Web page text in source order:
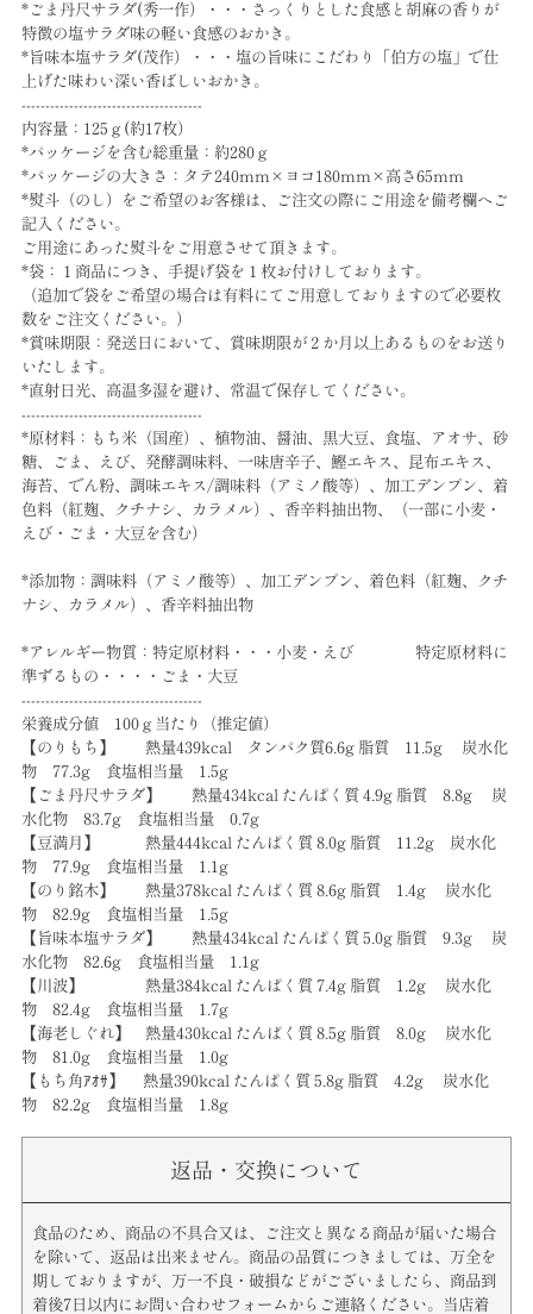
*ごま丹尺サラダ(秀一作）・・・さっくりとした食感と胡麻の香りが
特徴の塩サラダ味の軽い食感のおかき。
*旨味本塩サラダ(茂作）・・・塩の旨味にこだわり「伯方の塩」で仕
上げた味わい深い香ばしいおかき。
--------------------------------------
内容量：125ｇ(約17枚）
*パッケージを含む総重量：約280ｇ
*パッケージの大きさ：タテ240mm×ヨコ180mm×高さ65mm
*熨斗（のし）をご希望のお客様は、ご注文の際にご用途を備考欄へご
記入ください。
ご用途にあった熨斗をご用意させて頂きます。
*袋：１商品につき、手提げ袋を１枚お付けしております。
（追加で袋をご希望の場合は有料にてご用意しておりますので必要枚
数をご注文ください。）
*賞味期限：発送日において、賞味期限が２か月以上あるものをお送り
いたします。
*直射日光、高温多湿を避け、常温で保存してください。
--------------------------------------
*原材料：もち米（国産）、植物油、醤油、黒大豆、食塩、アオサ、砂
糖、ごま、えび、発酵調味料、一味唐辛子、鰹エキス、昆布エキス、
海苔、でん粉、調味エキス/調味料（アミノ酸等）、加工デンプン、着
色料（紅麹、クチナシ、カラメル）、香辛料抽出物、（一部に小麦・
えび・ごま・大豆を含む）
*添加物：調味料（アミノ酸等）、加工デンプン、着色料（紅麹、クチ
ナシ、カラメル）、香辛料抽出物
*アレルギー物質：特定原材料・・・小麦・えび 特定原材料に
準ずるもの・・・・ごま・大豆
--------------------------------------
栄養成分値 100ｇ当たり（推定値）
【のりもち】 熱量439kcal タンパク質6.6g 脂質 11.5g 炭水化
物 77.3g 食塩相当量 1.5g
【ごま丹尺サラダ】 熱量434kcal たんぱく質 4.9g 脂質 8.8g 炭
水化物 83.7g 食塩相当量 0.7g
【豆満月】 熱量444kcal たんぱく質 8.0g 脂質 11.2g 炭水化
物 77.9g 食塩相当量 1.1g
【のり銘木】 熱量378kcal たんぱく質 8.6g 脂質 1.4g 炭水化
物 82.9g 食塩相当量 1.5g
【旨味本塩サラダ】 熱量434kcal たんぱく質 5.0g 脂質 9.3g 炭
水化物 82.6g 食塩相当量 1.1g
【川波】 熱量384kcal たんぱく質 7.4g 脂質 1.2g 炭水化
物 82.4g 食塩相当量 1.7g
【海老しぐれ】 熱量430kcal たんぱく質 8.5g 脂質 8.0g 炭水化
物 81.0g 食塩相当量 1.0g
【もち角ｱｵｻ】 熱量390kcal たんぱく質 5.8g 脂質 4.2g 炭水化
物 82.2g 食塩相当量 1.8g
返品・交換について
食品のため、商品の不具合又は、ご注文と異なる商品が届いた場合
を除いて、返品は出来ません。商品の品質につきましては、万全を
期しておりますが、万一不良・破損などがございましたら、商品到
着後7日以内にお問い合わせフォームからご連絡ください。当店着